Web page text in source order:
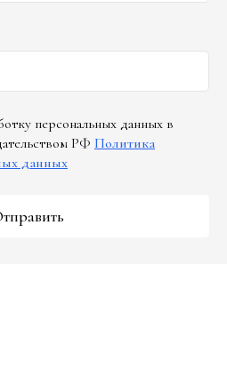
персональных данных в
РФ Политика
данных